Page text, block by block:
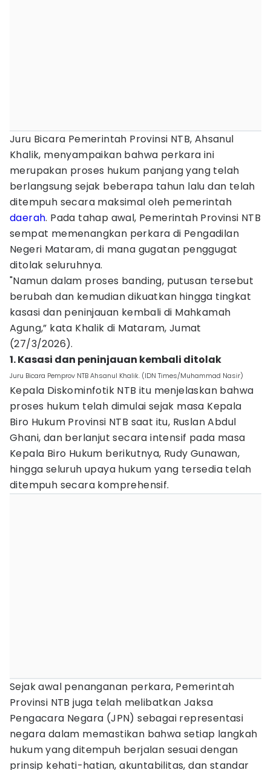
Juru Bicara Pemerintah Provinsi NTB, Ahsanul
Khalik, menyampaikan bahwa perkara ini
merupakan proses hukum panjang yang telah
berlangsung sejak beberapa tahun lalu dan telah
ditempuh secara maksimal oleh pemerintah
daerah. Pada tahap awal, Pemerintah Provinsi NTB
sempat memenangkan perkara di Pengadilan
Negeri Mataram, di mana gugatan penggugat
ditolak seluruhnya.
"Namun dalam proses banding, putusan tersebut
berubah dan kemudian dikuatkan hingga tingkat
kasasi dan peninjauan kembali di Mahkamah
Agung,” kata Khalik di Mataram, Jumat
(27/3/2026).
1. Kasasi dan peninjauan kembali ditolak
Juru Bicara Pemprov NTB Ahsanul Khalik. (IDN Times/Muhammad Nasir)
Kepala Diskominfotik NTB itu menjelaskan bahwa
proses hukum telah dimulai sejak masa Kepala
Biro Hukum Provinsi NTB saat itu, Ruslan Abdul
Ghani, dan berlanjut secara intensif pada masa
Kepala Biro Hukum berikutnya, Rudy Gunawan,
hingga seluruh upaya hukum yang tersedia telah
ditempuh secara komprehensif.
Sejak awal penanganan perkara, Pemerintah
Provinsi NTB juga telah melibatkan Jaksa
Pengacara Negara (JPN) sebagai representasi
negara dalam memastikan bahwa setiap langkah
hukum yang ditempuh berjalan sesuai dengan
prinsip kehati-hatian, akuntabilitas, dan standar